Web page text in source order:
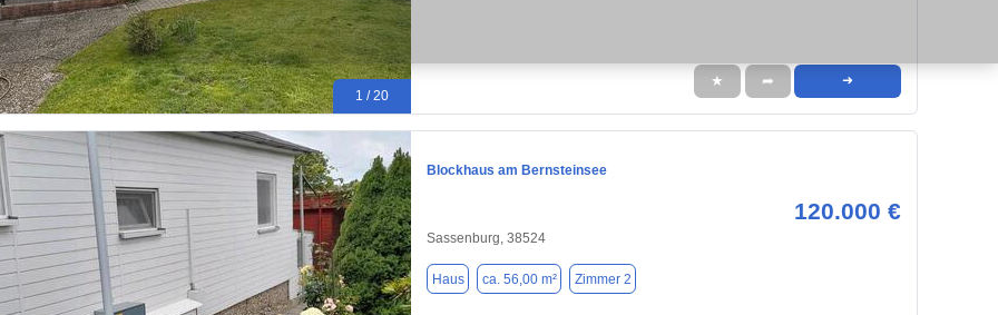
1 / 20
★ ➦ ➜
Blockhaus am Bernsteinsee
120.000 €
Sassenburg, 38524
Haus ca. 56,00 m² Zimmer 2